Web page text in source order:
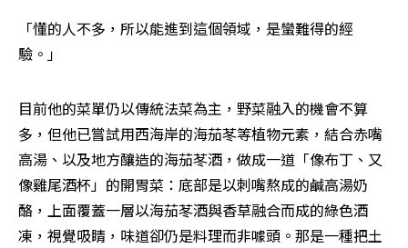
「懂的人不多，所以能進到這個領域，是蠻難得的經
驗。」
目前他的菜單仍以傳統法菜為主，野菜融入的機會不算
多，但他已嘗試用西海岸的海茄苳等植物元素，結合赤嘴
高湯、以及地方釀造的海茄苳酒，做成一道「像布丁、又
像雞尾酒杯」的開胃菜：底部是以刺嘴熬成的鹹高湯奶
酪，上面覆蓋一層以海茄苳酒與香草融合而成的綠色酒
凍，視覺吸睛，味道卻仍是料理而非噱頭。那是一種把土